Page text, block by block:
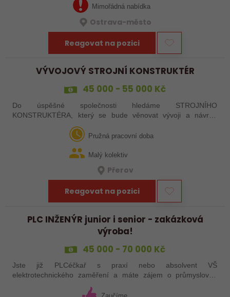
jedinečnou příležitost! Jde o…Mimořádná nabídka
Ostrava-město
Reagovat na pozici
VÝVOJOVÝ STROJNÍ KONSTRUKTÉR
45 000 - 55 000 Kč
Do úspěšné společnosti hledáme STROJNÍHO
KONSTRUKTÉRA, který se bude věnovat vývoji a návrhu
automatizace, robotizovaných pracovišť a jednoúčelových
strojů. Pokud chcete být i vy součástí zajímavých…
Pružná pracovní doba
Malý kolektiv
Přerov
Reagovat na pozici
PLC INŽENÝR junior i senior - zakázková
výroba!
45 000 - 70 000 Kč
Jste již PLCéčkař s praxí nebo absolvent VŠ
elektrotechnického zaměření a máte zájem o průmyslovou
různorodých projektů pro významné firmy z…